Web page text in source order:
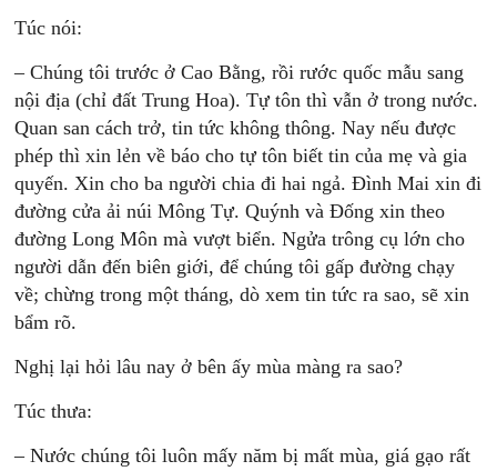
Túc nói:
– Chúng tôi trước ở Cao Bằng, rồi rước quốc mẫu sang
nội địa (chỉ đất Trung Hoa). Tự tôn thì vẫn ở trong nước.
Quan san cách trở, tin tức không thông. Nay nếu được
phép thì xin lẻn về báo cho tự tôn biết tin của mẹ và gia
quyến. Xin cho ba người chia đi hai ngả. Đình Mai xin đi
đường cửa ải núi Mông Tự. Quýnh và Đống xin theo
đường Long Môn mà vượt biển. Ngửa trông cụ lớn cho
người dẫn đến biên giới, để chúng tôi gấp đường chạy
về; chừng trong một tháng, dò xem tin tức ra sao, sẽ xin
bẩm rõ.
Nghị lại hỏi lâu nay ở bên ấy mùa màng ra sao?
Túc thưa:
– Nước chúng tôi luôn mấy năm bị mất mùa, giá gạo rất